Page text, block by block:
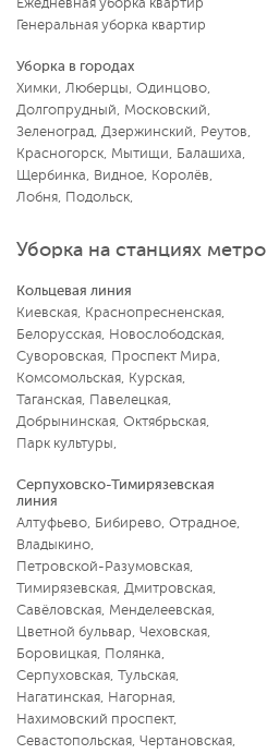
Ежедневная уборка квартир
Генеральная уборка квартир
Уборка в городах
Химки, Люберцы, Одинцово,
Долгопрудный, Московский,
Зеленоград, Дзержинский, Реутов,
Красногорск, Мытищи, Балашиха,
Щербинка, Видное, Королёв,
Лобня, Подольск,
Уборка на станциях метро
Кольцевая линия
Киевская, Краснопресненская,
Белорусская, Новослободская,
Суворовская, Проспект Мира,
Комсомольская, Курская,
Таганская, Павелецкая,
Добрынинская, Октябрьская,
Парк культуры,
Серпуховско-Тимирязевская
линия
Алтуфьево, Бибирево, Отрадное,
Владыкино,
Петровской-Разумовская,
Тимирязевская, Дмитровская,
Савёловская, Менделеевская,
Цветной бульвар, Чеховская,
Боровицкая, Полянка,
Серпуховская, Тульская,
Нагатинская, Нагорная,
Нахимовский проспект,
Севастопольская, Чертановская,